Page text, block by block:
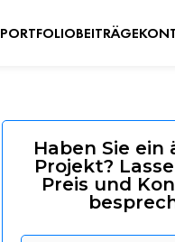
PORTFOLIOBEITRÄGE
Haben Sie ein
Projekt?
Preis und
Ihr Name